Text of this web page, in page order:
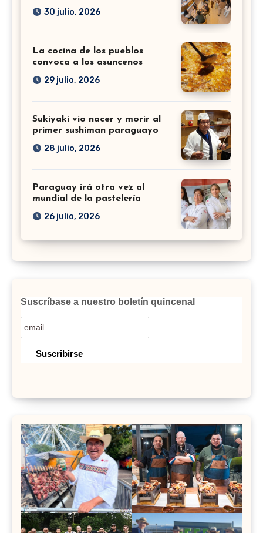
30 julio, 2026
La cocina de los pueblos
convoca a los asuncenos
29 julio, 2026
Sukiyaki vio nacer y morir al
primer sushiman paraguayo
28 julio, 2026
Paraguay irá otra vez al
mundial de la pastelería
26 julio, 2026
Suscríbase a nuestro boletín quincenal